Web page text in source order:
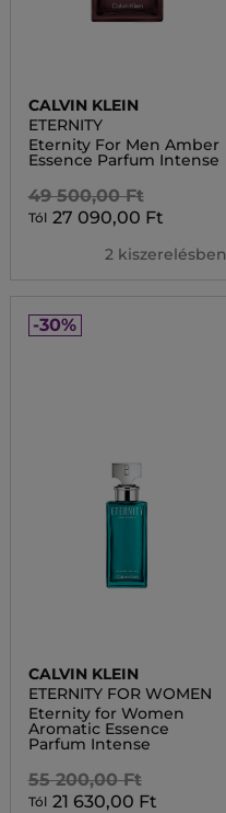
CALVIN KLEIN
ETERNITY
Eternity For Men Amber
Essence Parfum Intense
49 500,00 Ft
Tól 27 090,00 Ft
2 kiszerelésben
-30%
CALVIN KLEIN
ETERNITY FOR WOMEN
Eternity for Women
Aromatic Essence
Parfum Intense
55 200,00 Ft
Tól 21 630,00 Ft